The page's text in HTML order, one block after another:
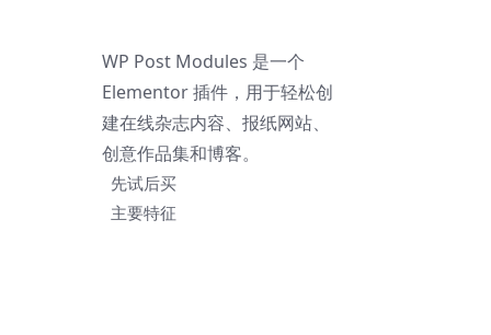
WP Post Modules 是一个
Elementor 插件，用于轻松创
建在线杂志内容、报纸网站、
创意作品集和博客。
先试后买
主要特征